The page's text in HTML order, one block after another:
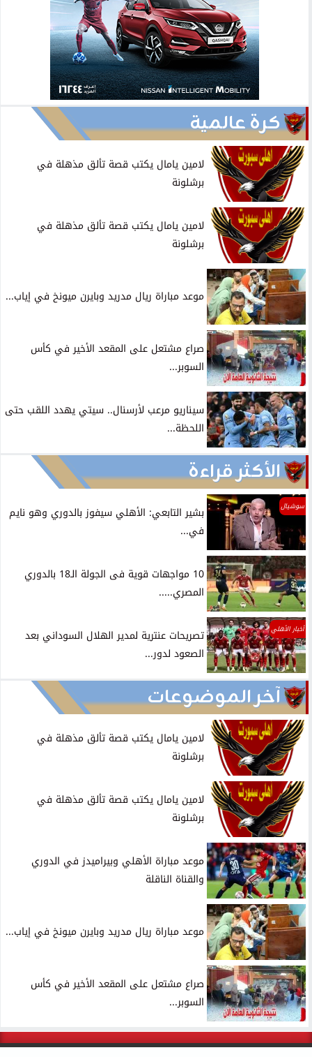
كرة عالمية
لامين يامال يكتب قصة تألق مذهلة في
برشلونة
لامين يامال يكتب قصة تألق مذهلة في
برشلونة
موعد مباراة ريال مدريد وبايرن ميونخ في إياب...
صراع مشتعل على المقعد الأخير في كأس
السوبر...
سيناريو مرعب لأرسنال.. سيتي يهدد اللقب حتى
اللحظة...
الأكثر قراءة
سوشيال
بشير التابعي: الأهلي سيفوز بالدوري وهو نايم
في...
10 مواجهات قوية فى الجولة الـ18 بالدوري
المصري.....
أخبار الأهلي
تصريحات عنترية لمدير الهلال السوداني بعد
الصعود لدور...
آخر الموضوعات
لامين يامال يكتب قصة تألق مذهلة في
برشلونة
لامين يامال يكتب قصة تألق مذهلة في
برشلونة
موعد مباراة الأهلي وبيراميدز في الدوري
والقناة الناقلة
موعد مباراة ريال مدريد وبايرن ميونخ في إياب...
صراع مشتعل على المقعد الأخير في كأس
السوبر...